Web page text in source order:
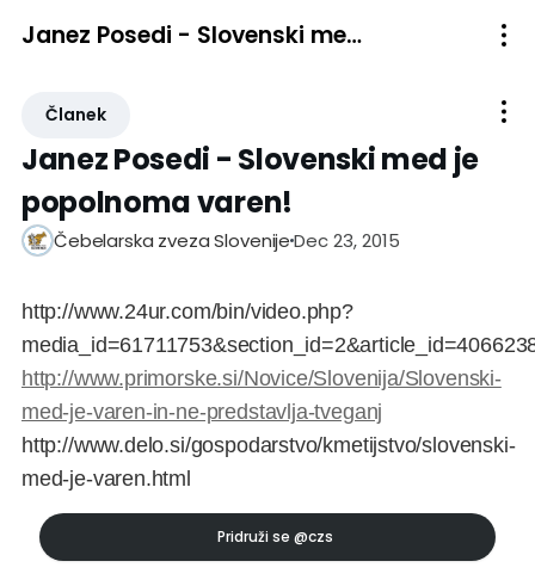
Janez Posedi - Slovenski med je popolnoma varen!
Članek
Janez Posedi - Slovenski med je
popolnoma varen!
Čebelarska zveza SlovenijeDec 23, 2015
http://www.24ur.com/bin/video.php?
http://www.primorske.si/Novice/Slovenija/Slovenski-
med-je-varen-in-ne-predstavlja-tveganj
http://www.delo.si/gospodarstvo/kmetijstvo/slovenski-
med-je-varen.html
Pridruži se @czs